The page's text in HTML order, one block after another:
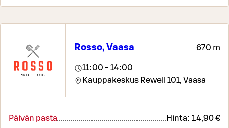
Rosso, Vaasa 670 m
11:00 - 14:00
Kauppakeskus Rewell 101,Vaasa
Päivän pasta Hinta: 14,90 €